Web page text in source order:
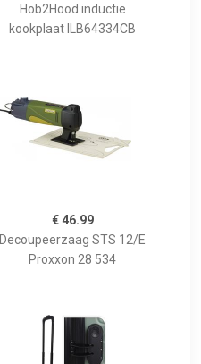
Hob2Hood inductie
kookplaat ILB64334CB
€ 46.99
Decoupeerzaag STS 12/E
Proxxon 28 534